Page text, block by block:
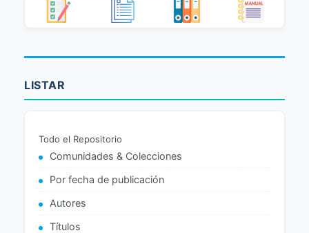
LISTAR
Todo el Repositorio
Comunidades & Colecciones
Por fecha de publicación
Autores
Títulos